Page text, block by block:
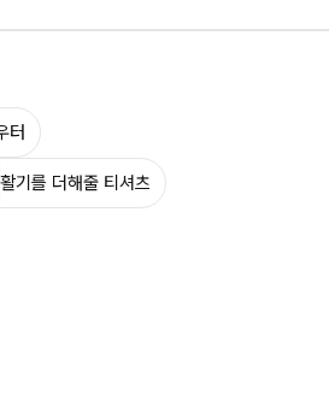
터
활기를 더해줄 티셔츠